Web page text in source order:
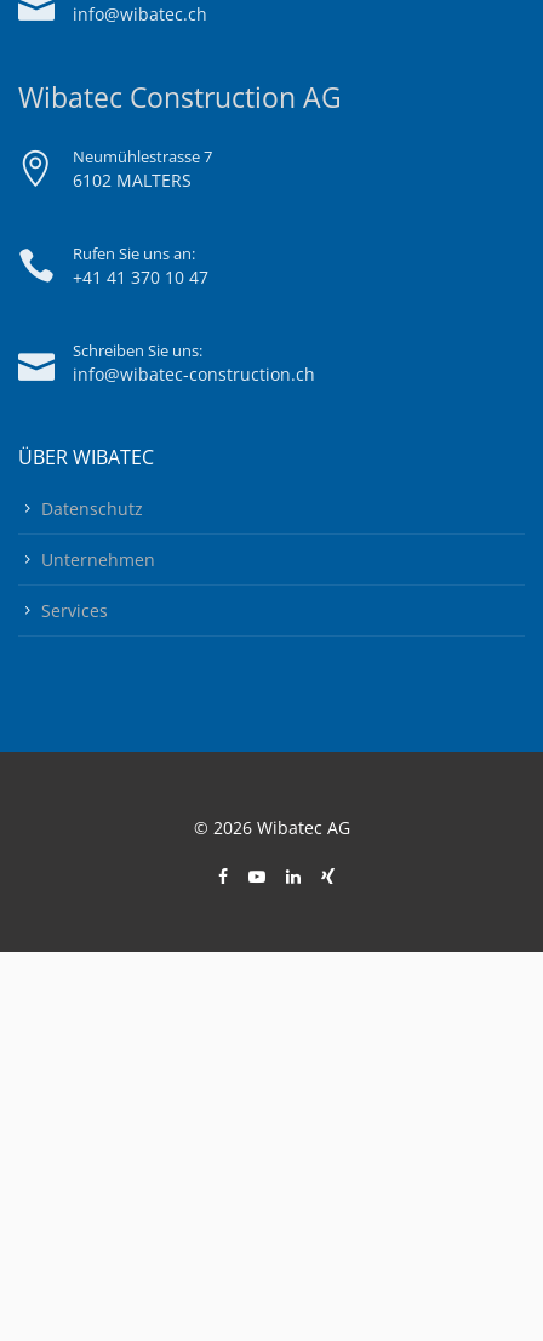
info@wibatec.ch
Wibatec Construction AG
Neumühlestrasse 7
6102 MALTERS
Rufen Sie uns an:
+41 41 370 10 47
Schreiben Sie uns:
info@wibatec-construction.ch
ÜBER WIBATEC
Datenschutz
Unternehmen
Services
© 2026 Wibatec AG